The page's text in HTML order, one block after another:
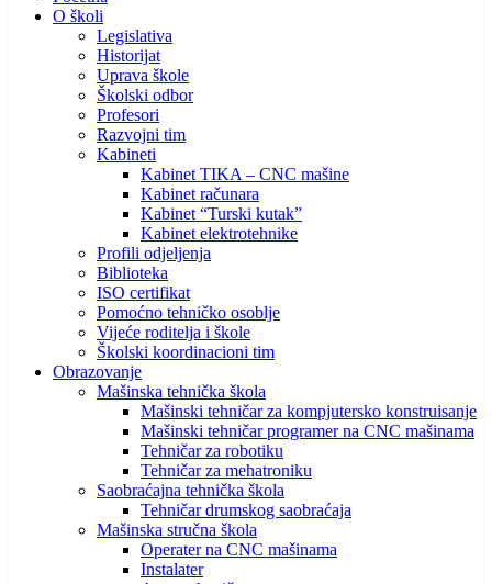
O školi
Legislativa
Historijat
Uprava škole
Školski odbor
Profesori
Razvojni tim
Kabineti
Kabinet TIKA – CNC mašine
Kabinet računara
Kabinet “Turski kutak”
Kabinet elektrotehnike
Profili odjeljenja
Biblioteka
ISO certifikat
Pomoćno tehničko osoblje
Vijeće roditelja i škole
Školski koordinacioni tim
Obrazovanje
Mašinska tehnička škola
Mašinski tehničar za kompjutersko konstruisanje
Mašinski tehničar programer na CNC mašinama
Tehničar za robotiku
Tehničar za mehatroniku
Saobraćajna tehnička škola
Tehničar drumskog saobraćaja
Mašinska stručna škola
Operater na CNC mašinama
Instalater